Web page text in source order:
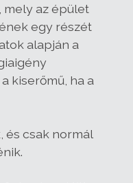
az épület
egy részét
alapján a
kiserőmű, ha a
és csak normál